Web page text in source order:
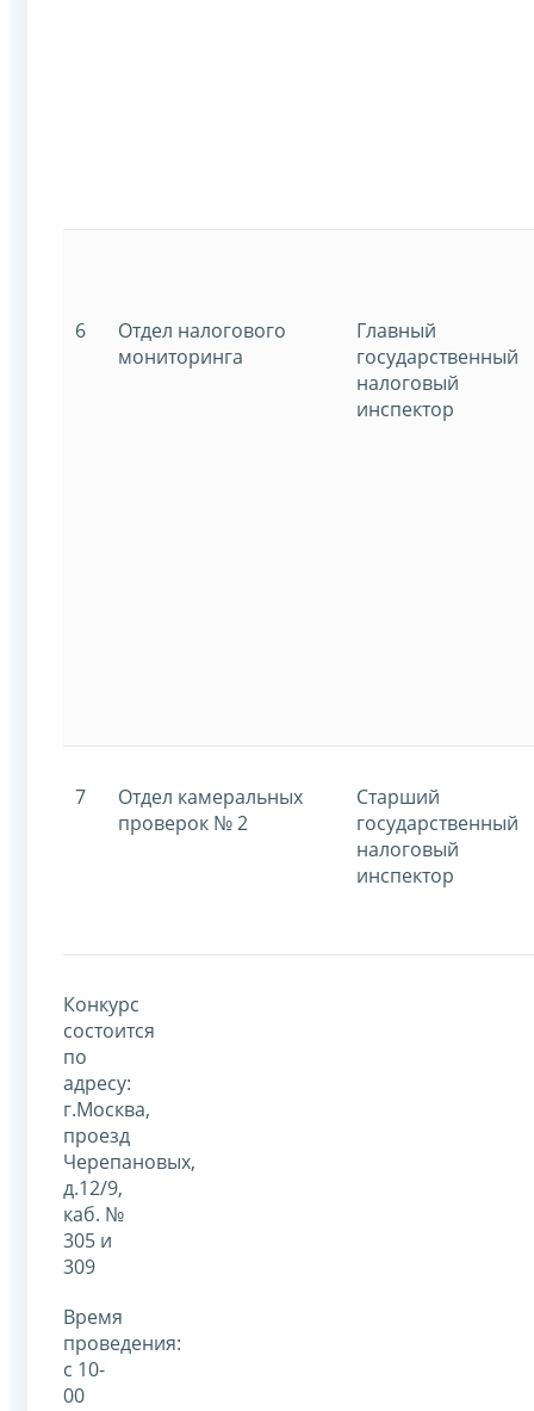
6
Отдел налогового
мониторинга
Главный
государственный
налоговый
инспектор
7
Отдел камеральных
проверок № 2
Старший
государственный
налоговый
инспектор
Конкурс
состоится
по
адресу:
г.Москва,
проезд
Черепановых,
д.12/9,
каб. №
305 и
309
Время
проведения:
с 10-
00